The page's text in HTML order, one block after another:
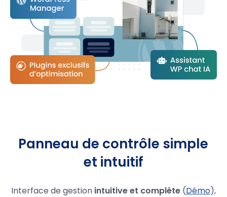
Panneau de contrôle simple
et intuitif
Interface de gestion intuitive et complète(Démo),